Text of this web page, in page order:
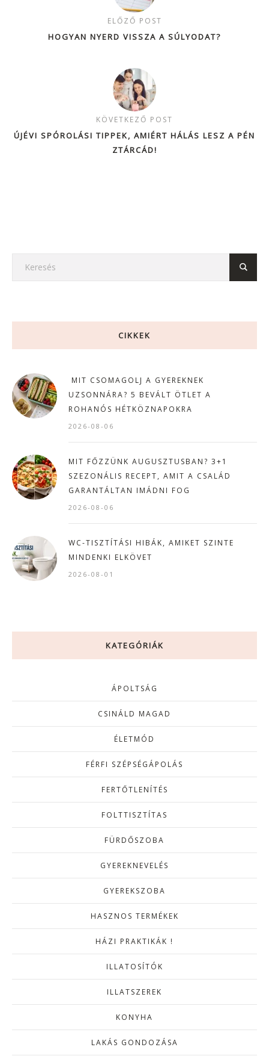
ELŐZŐ POST
HOGYAN NYERD VISSZA A SÚLYODAT?
KÖVETKEZŐ POST
ÚJÉVI SPÓROLÁSI TIPPEK, AMIÉRT HÁLÁS LESZ A PÉN
ZTÁRCÁD!
CIKKEK
MIT CSOMAGOLJ A GYEREKNEK
UZSONNÁRA? 5 BEVÁLT ÖTLET A
ROHANÓS HÉTKÖZNAPOKRA
2026-08-06
MIT FŐZZÜNK AUGUSZTUSBAN? 3+1
SZEZONÁLIS RECEPT, AMIT A CSALÁD
GARANTÁLTAN IMÁDNI FOG
2026-08-06
WC-TISZTÍTÁSI HIBÁK, AMIKET SZINTE
MINDENKI ELKÖVET
2026-08-01
KATEGÓRIÁK
ÁPOLTSÁG
CSINÁLD MAGAD
ÉLETMÓD
FÉRFI SZÉPSÉGÁPOLÁS
FERTŐTLENÍTÉS
FOLTTISZTÍTAS
FÜRDŐSZOBA
GYEREKNEVELÉS
GYEREKSZOBA
HASZNOS TERMÉKEK
HÁZI PRAKTIKÁK !
ILLATOSÍTÓK
ILLATSZEREK
KONYHA
LAKÁS GONDOZÁSA